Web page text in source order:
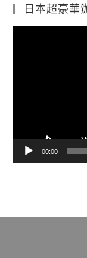
日本超豪華
00:00